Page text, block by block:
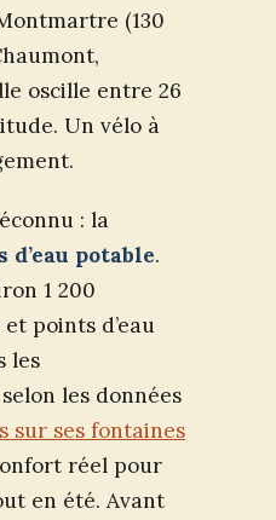
(130
oscille entre 26
Un vélo à
: la
potable.
1 200
points d’eau
les
les données
sur ses fontaines
réel pour
en été. Avant